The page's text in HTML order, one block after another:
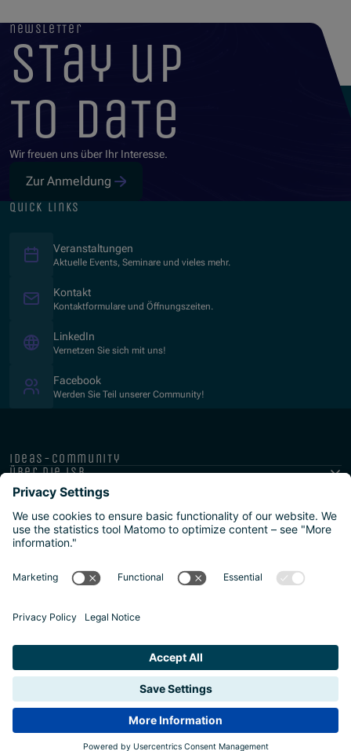
newsletter
stay up
to date
Wir freuen uns über Ihr Interesse.
Zur Anmeldung
quick links
Veranstaltungen
Aktuelle Events, Seminare und vieles mehr.
Kontakt
Kontaktformulare und Öffnungszeiten.
LinkedIn
Vernetzen Sie sich mit uns!
Facebook(Opens in new window)
Werden Sie Teil unserer Community!
ideas-community
über die isb
public-private
programme
newsletter
presse
Barrierefreiheitserklärung
Safeguarding Policy